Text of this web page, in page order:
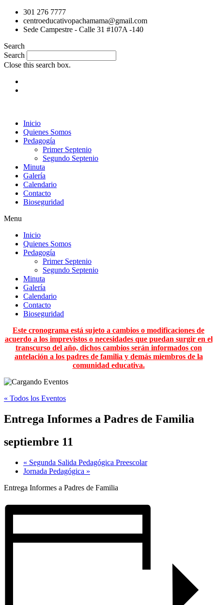
contenido
301 276 7777
centroeducativopachamama@gmail.com
Sede Campestre - Calle 31 #107A -140
Search
Search
Close this search box.
Inicio
Quienes Somos
Pedagogía
Primer Septenio
Segundo Septenio
Minuta
Galería
Calendario
Contacto
Bioseguridad
Menu
Inicio
Quienes Somos
Pedagogía
Primer Septenio
Segundo Septenio
Minuta
Galería
Calendario
Contacto
Bioseguridad
Este cronograma está sujeto a cambios o modificaciones de
acuerdo a los imprevistos o necesidades que puedan surgir en el
transcurso del año, dichos cambios serán informados con
antelación a los padres de familia y demás miembros de la
comunidad educativa.
« Todos los Eventos
Entrega Informes a Padres de Familia
septiembre 11
« Segunda Salida Pedagógica Preescolar
Jornada Pedagógica »
Entrega Informes a Padres de Familia